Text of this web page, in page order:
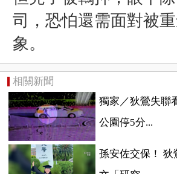
司，恐怕還需面對被
象。
相關新聞
獨家／狄鶯失聯
公園停5分...
孫安佐交保！